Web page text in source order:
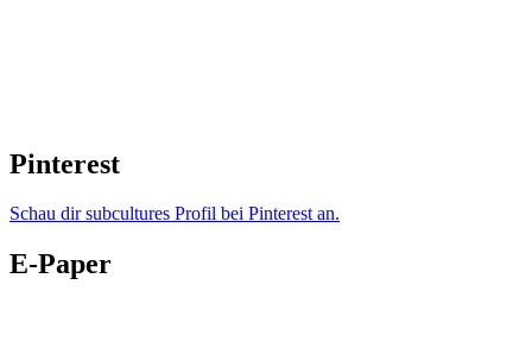
Pinterest
Schau dir subcultures Profil bei Pinterest an.
E-Paper